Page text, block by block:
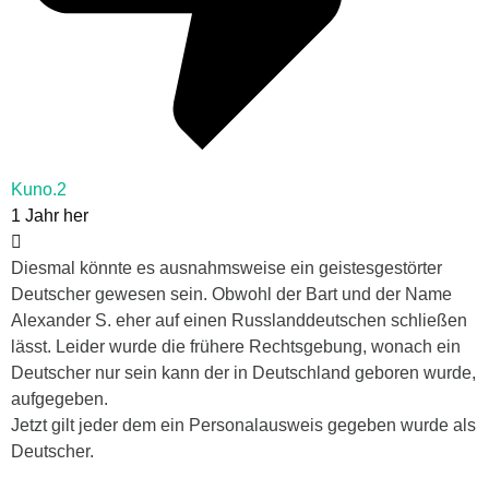
Kuno.2
1 Jahr her
Diesmal könnte es ausnahmsweise ein geistesgestörter
Deutscher gewesen sein. Obwohl der Bart und der Name
Alexander S. eher auf einen Russlanddeutschen schließen
lässt. Leider wurde die frühere Rechtsgebung, wonach ein
Deutscher nur sein kann der in Deutschland geboren wurde,
aufgegeben.
Jetzt gilt jeder dem ein Personalausweis gegeben wurde als
Deutscher.